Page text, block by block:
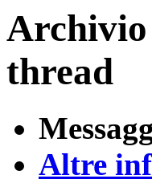
Archivio
thread
Altre